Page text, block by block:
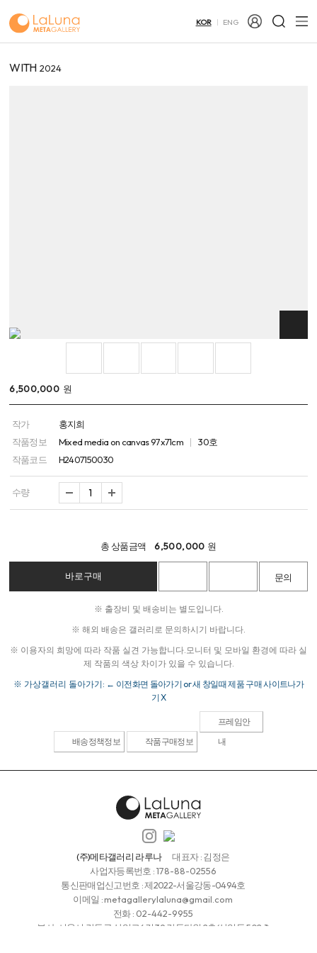
KOR ENG
WITH 2024
6,500,000 원
작가
홍지희
작품정보
Mixed media on canvas 97x71cm
30호
작품코드
H2407150030
수량
총 상품금액 6,500,000 원
※ 출장비 및 배송비는 별도입니다.
※ 해외 배송은 갤러리로 문의하시기 바랍니다.
※ 이용자의 희망에 따라 작품 실견 가능합니다. 모니터 및 모바일 환경에 따라 실
제 작품의 색상 차이가 있을 수 있습니다.
※ 가상갤러리 돌아가기: ← 이전화면 돌아가기 or 새 창일때 제품 구매 사이트나가
기 X
배송정책정보 작품구매정보
프레임안
내
(주)메타갤러리 라루나
대표자 : 김정은
사업자등록번호 :178-88-02556
통신판매업신고번호 : 제2022-서울강동-0494호
이메일 :metagallerylaluna@gmail.com
전화 : 02-442-9955
본사: 서울시 강동구 상일로6길 39 강동타워 2층(상일동 502-1)